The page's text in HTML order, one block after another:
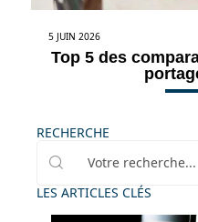
5 JUIN 2026
Top 5 des
RECHERCHE
LES ARTICLES CLÉS